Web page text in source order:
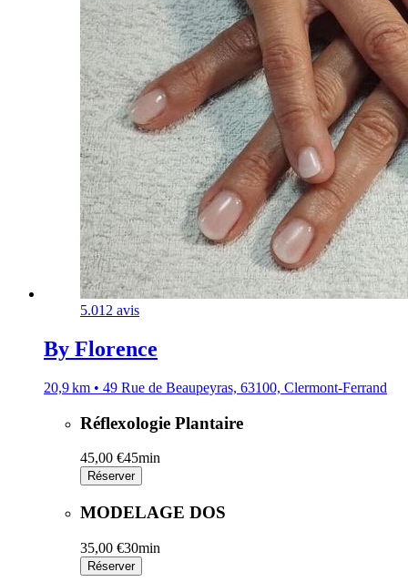
5.012 avis
By Florence
20,9 km • 49 Rue de Beaupeyras, 63100, Clermont-Ferrand
Réflexologie Plantaire
45,00 €45min
Réserver
MODELAGE DOS
35,00 €30min
Réserver